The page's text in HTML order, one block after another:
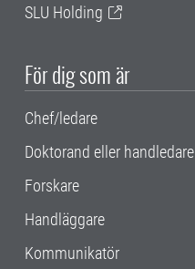
SLU Holding
För dig som är
Chef/ledare
Doktorand eller handledare
Forskare
Handläggare
Kommunikatör